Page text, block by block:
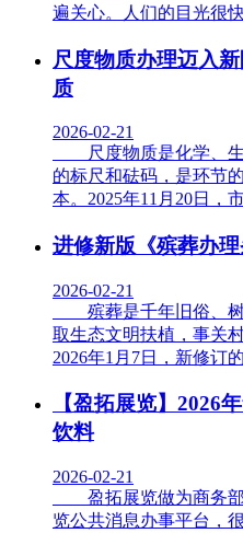
遍关心。人们的目光很
尺度物质办理迈入
质
2026-02-21
尺度物质是化学、生
的标尺和砝码，是环节
本。2025年11月20日，
进修新版《殡葬办
2026-02-21
殡葬是千年旧俗、树
取生态文明扶植，事关
2026年1月7日，新修订
【盈拓展览】2026
饮料
2026-02-21
盈拓展览做为商务部
览公共消息办事平台，